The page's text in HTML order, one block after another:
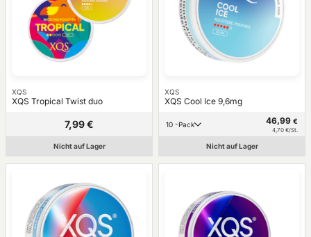
XQS
XQS Tropical Twist duo
7,99 €
Nicht auf Lager
XQS
XQS Cool Ice 9,6mg
10 -Pack 46,99 €
4,70 €/St.
Nicht auf Lager